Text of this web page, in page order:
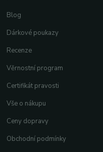
Blog
Dárkové poukazy
Recenze
Věrnostní program
Certifikát pravosti
Vše o nákupu
Ceny dopravy
Obchodní podmínky